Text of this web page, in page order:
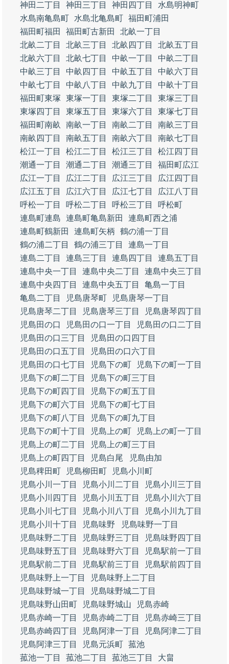
神田二丁目
神田三丁目 神田四丁目
水島明神町
水島南亀島町
水島北亀島町 福田町浦田
福田町福田
福田町古新田
北畝一丁目
北畝二丁目
北畝三丁目 北畝四丁目
北畝五丁目
北畝六丁目
北畝七丁目 中畝一丁目
中畝二丁目
中畝三丁目
中畝四丁目 中畝五丁目
中畝六丁目
中畝七丁目
中畝八丁目 中畝九丁目
中畝十丁目
福田町東塚
東塚一丁目 東塚二丁目
東塚三丁目
東塚四丁目
東塚五丁目 東塚六丁目
東塚七丁目
福田町南畝
南畝一丁目 南畝二丁目
南畝三丁目
南畝四丁目
南畝五丁目 南畝六丁目
南畝七丁目
松江一丁目
松江二丁目 松江三丁目
松江四丁目
潮通一丁目
潮通二丁目 潮通三丁目
福田町広江
広江一丁目
広江二丁目 広江三丁目
広江四丁目
広江五丁目
広江六丁目 広江七丁目
広江八丁目
呼松一丁目
呼松二丁目 呼松三丁目
呼松町
連島町連島
連島町亀島新田
連島町西之浦
連島町鶴新田
連島町矢柄
鶴の浦一丁目
鶴の浦二丁目
鶴の浦三丁目
連島一丁目
連島二丁目
連島三丁目 連島四丁目
連島五丁目
連島中央一丁目
連島中央二丁目
連島中央三丁目
連島中央四丁目
連島中央五丁目
亀島一丁目
亀島二丁目
児島唐琴町
児島唐琴一丁目
児島唐琴二丁目
児島唐琴三丁目
児島唐琴四丁目
児島田の口
児島田の口一丁目
児島田の口二丁目
児島田の口三丁目
児島田の口四丁目
児島田の口五丁目
児島田の口六丁目
児島田の口七丁目
児島下の町
児島下の町一丁目
児島下の町二丁目
児島下の町三丁目
児島下の町四丁目
児島下の町五丁目
児島下の町六丁目
児島下の町七丁目
児島下の町八丁目
児島下の町九丁目
児島下の町十丁目
児島上の町
児島上の町一丁目
児島上の町二丁目
児島上の町三丁目
児島上の町四丁目
児島白尾
児島由加
児島稗田町
児島柳田町
児島小川町
児島小川一丁目
児島小川二丁目
児島小川三丁目
児島小川四丁目
児島小川五丁目
児島小川六丁目
児島小川七丁目
児島小川八丁目
児島小川九丁目
児島小川十丁目
児島味野
児島味野一丁目
児島味野二丁目
児島味野三丁目
児島味野四丁目
児島味野五丁目
児島味野六丁目
児島駅前一丁目
児島駅前二丁目
児島駅前三丁目
児島駅前四丁目
児島味野上一丁目
児島味野上二丁目
児島味野城一丁目
児島味野城二丁目
児島味野山田町
児島味野城山
児島赤崎
児島赤崎一丁目
児島赤崎二丁目
児島赤崎三丁目
児島赤崎四丁目
児島阿津一丁目
児島阿津二丁目
児島阿津三丁目
児島元浜町 菰池
菰池一丁目
菰池二丁目 菰池三丁目
大畠